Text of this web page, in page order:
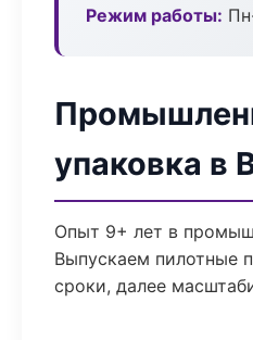
Режим работы:
упаковка в
Опыт 9+ лет в
Выпускаем пилотные
сроки, далее